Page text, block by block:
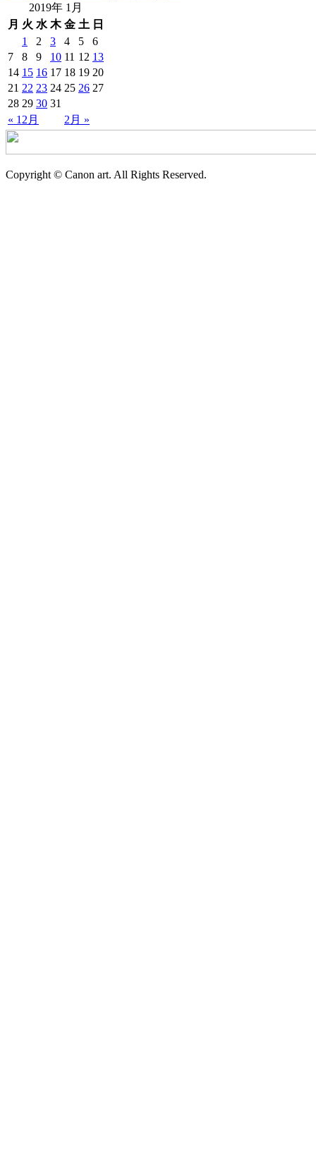
2019年 1月
月 火 水 木 金 土 日
« 12月 2月 »
1 2 3 4 5
6
7
8 9 10 11 12 13
14 15 16 17 18 19 20
21 22 23 24 25 26 27
28 29 30 31
Copyright © Canon art. All Rights Reserved.